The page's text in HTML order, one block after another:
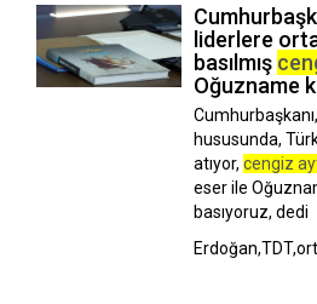
liderlere
basılmış
Oğuzname
hususunda,
atıyor, cengiz
eser ile
basıyoruz, dedi